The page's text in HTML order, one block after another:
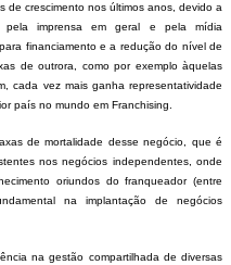
de crescimento nos últimos anos, devido a
pela imprensa em geral e pela mídia
financiamento e a redução do nível de
de outrora, como por exemplo àquelas
cada vez mais ganha representatividade
país no mundo em Franchising.
de mortalidade desse negócio, que é
nos negócios independentes, onde
oriundos do franqueador (entre
na implantação de negócios
na gestão compartilhada de diversas